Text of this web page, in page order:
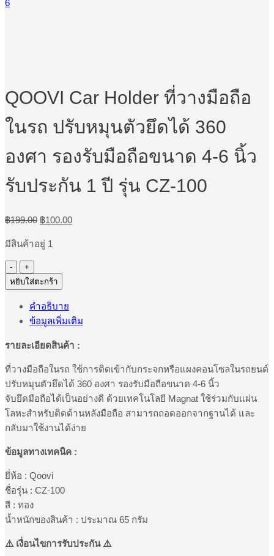
QOOVI Car Holder ที่วางมือถือ
ในรถ ปรับหมุนตัวยึดได้ 360
องศา รองรับมือถือขนาด 4-6 นิ้ว
รับประกัน 1 ปี รุ่น CZ-100
฿199.00 Original
price
was:
฿199.00.
฿100.00Current
price
มีสินค้าอยู่ 1
จำนวน
QOOVI
Car
Holder
วางมือ
ถือ
ปรับ
หมุน
ตัว
ยึด
ได้
องศา
รองรับ
มือ
ถือ
ขนาด
6
นิ้ว
หยิบใส่ตะกร้า
คำอธิบาย
ข้อมูลเพิ่มเติม
รายละเอียดสินค้า :
ที่วางมือถือในรถ ใช้การติดเข้ากับกระจกหรือแผงคอนโซลในรถยนต์
ปรับหมุนตัวยึดได้ 360 องศา รองรับมือถือขนาด 4-6 นิ้ว
จับยึดมือถือได้เป็นอย่างดี ด้วยเทคโนโลยี Magnat ใช้ร่วมกับแผ่น
โลหะสำหรับติดด้านหลังมือถือ สามารถถอดออกจากฐานได้ และ
กลับมาใช้งานได้ง่าย
ข้อมูลทางเทคนิค :
ยี่ห้อ : Qoovi
ชื่อรุ่น : CZ-100
สี : ทอง
น้ำหนักของสินค้า : ประมาณ 65 กรัม
⚠️ เงื่อนไขการรับประกัน ⚠️